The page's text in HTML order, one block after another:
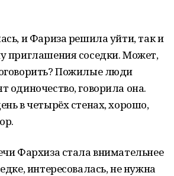
и Фариза решила уйти, так и
приглашения соседки. Может,
Пожилые люди
одиночество, говорила она.
в четырёх стенах, хорошо,
Фархиза стала внимательнее
интересовалась, не нужна